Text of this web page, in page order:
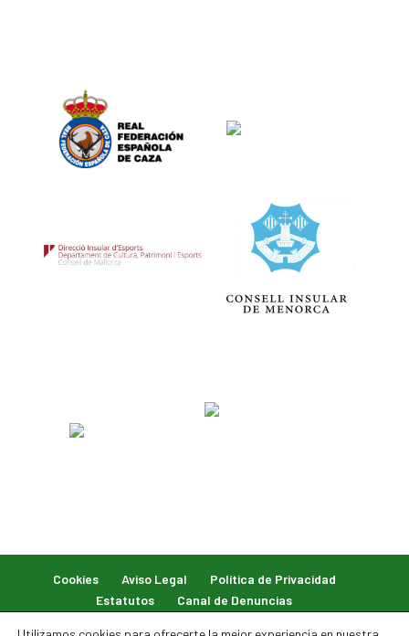
Cookies Aviso Legal
Política de Privacidad
Estatutos
Canal de Denuncias